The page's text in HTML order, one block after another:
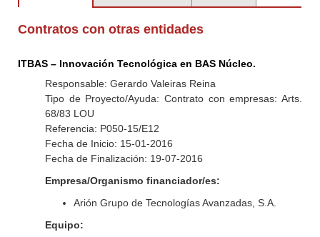
Contratos con otras entidades
ITBAS – Innovación Tecnológica en BAS Núcleo.
Responsable: Gerardo Valeiras Reina
Tipo de Proyecto/Ayuda: Contrato con empresas: Arts.
68/83 LOU
Referencia: P050-15/E12
Fecha de Inicio: 15-01-2016
Fecha de Finalización: 19-07-2016
Empresa/Organismo financiador/es:
Arión Grupo de Tecnologías Avanzadas, S.A.
Equipo: